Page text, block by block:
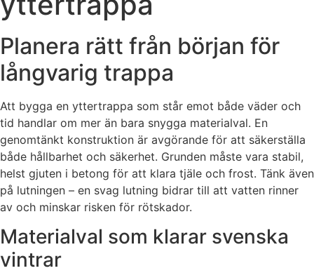
Planera rätt från början för
långvarig trappa
Att bygga en yttertrappa som står emot både väder och
tid handlar om mer än bara snygga materialval. En
genomtänkt konstruktion är avgörande för att säkerställa
både hållbarhet och säkerhet. Grunden måste vara stabil,
helst gjuten i betong för att klara tjäle och frost. Tänk även
på lutningen – en svag lutning bidrar till att vatten rinner
av och minskar risken för rötskador.
Materialval som klarar svenska
vintrar